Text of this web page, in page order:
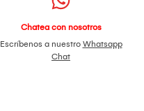
Chatea con nosotros
Escríbenos a nuestro Whatsapp
Chat